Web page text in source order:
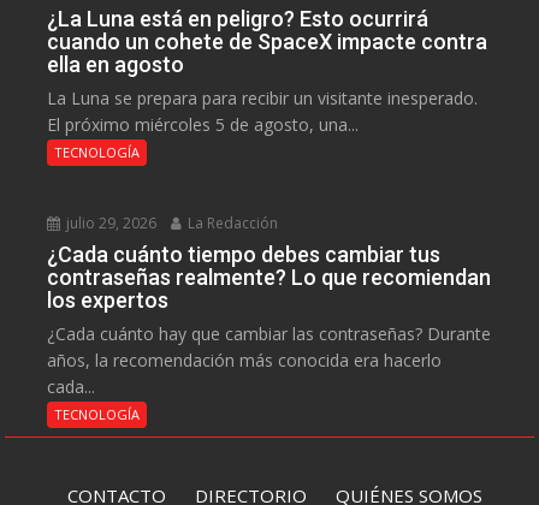
¿La Luna está en peligro? Esto ocurrirá
cuando un cohete de SpaceX impacte contra
ella en agosto
La Luna se prepara para recibir un visitante inesperado.
El próximo miércoles 5 de agosto, una...
TECNOLOGÍA
julio 29, 2026 La Redacción
¿Cada cuánto tiempo debes cambiar tus
contraseñas realmente? Lo que recomiendan
los expertos
¿Cada cuánto hay que cambiar las contraseñas? Durante
años, la recomendación más conocida era hacerlo
cada...
TECNOLOGÍA
CONTACTO DIRECTORIO QUIÉNES SOMOS